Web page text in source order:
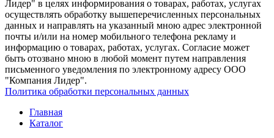
Лидер" в целях информирования о товарах, работах, услугах
осуществлять обработку вышеперечисленных персональных
данных и направлять на указанный мною адрес электронной
почты и/или на номер мобильного телефона рекламу и
информацию о товарах, работах, услугах. Согласие может
быть отозвано мною в любой момент путем направления
письменного уведомления по электронному адресу ООО
"Компания Лидер".
Политика обработки персональных данных
Главная
Каталог